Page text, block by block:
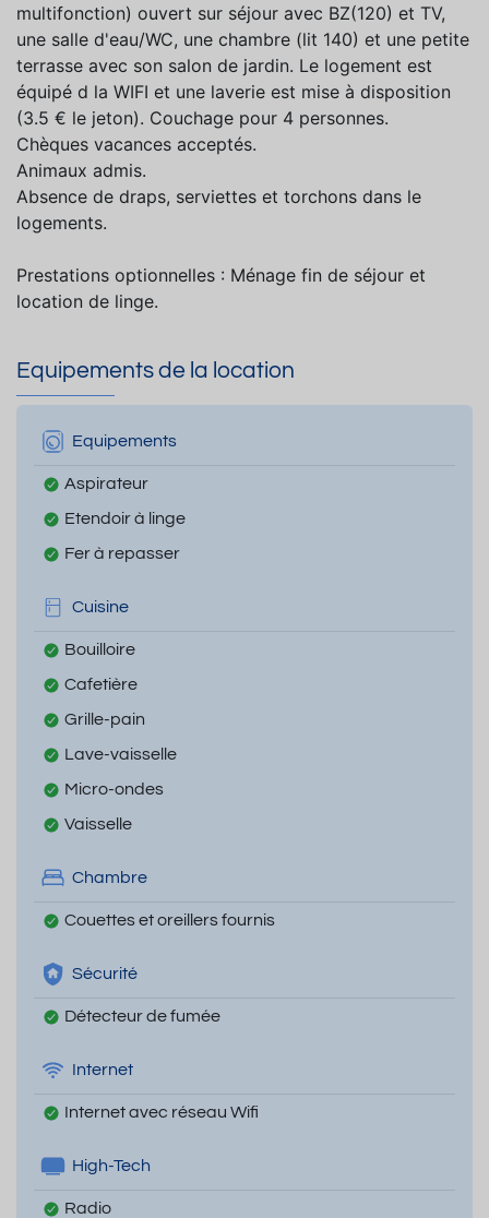
multifonction) ouvert sur séjour avec BZ(120) et TV,
une salle d'eau/WC, une chambre (lit 140) et une petite
terrasse avec son salon de jardin. Le logement est
équipé d la WIFI et une laverie est mise à disposition
(3.5 € le jeton). Couchage pour 4 personnes.
Chèques vacances acceptés.
Animaux admis.
Absence de draps, serviettes et torchons dans le
logements.
Prestations optionnelles : Ménage fin de séjour et
location de linge.
Equipements de la location
Equipements
Aspirateur
Etendoir à linge
Fer à repasser
Cuisine
Bouilloire
Cafetière
Grille-pain
Lave-vaisselle
Micro-ondes
Vaisselle
Chambre
Couettes et oreillers fournis
Sécurité
Détecteur de fumée
Internet
Internet avec réseau Wifi
High-Tech
Radio